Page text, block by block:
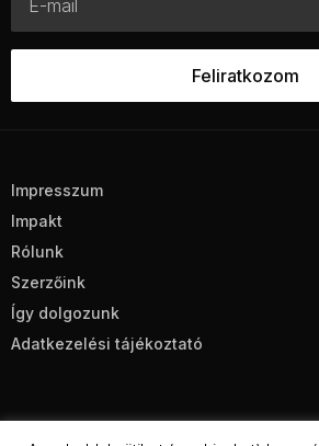
Impresszum
Impakt
Rólunk
Szerzőink
Így dolgozunk
Adatkezelési tájékoztató